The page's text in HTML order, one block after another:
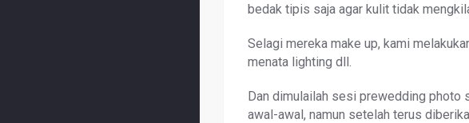
bedak tipis saja agar kulit tidak
Selagi mereka make up, kami
menata lighting dll.
Dan dimulailah sesi prewedding photo
awal-awal, namun setelah terus